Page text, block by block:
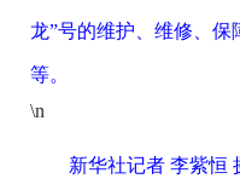
龙”号的维护、维修、
等。
\n
新华社记者 李紫恒